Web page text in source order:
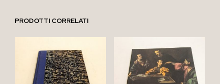
PRODOTTI CORRELATI